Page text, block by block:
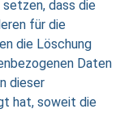
setzen, dass die
für die
die Löschung
Daten
dieser
hat, soweit die